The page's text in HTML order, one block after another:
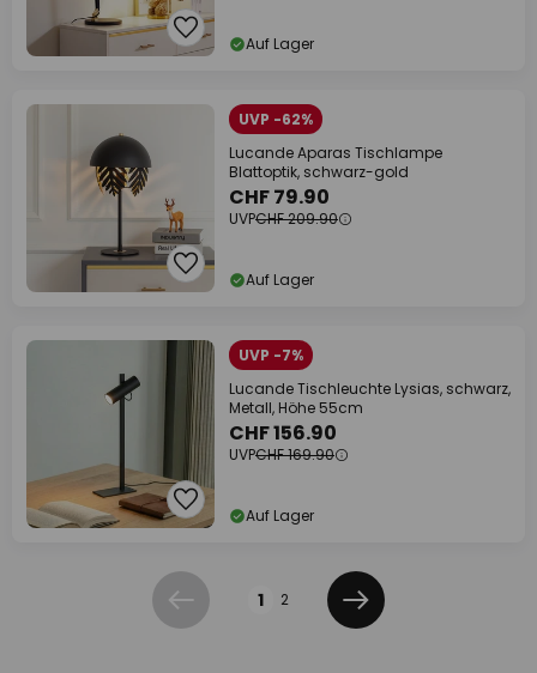
Auf Lager
UVP -62%
Lucande Aparas Tischlampe
Blattoptik, schwarz-gold
CHF 79.90
UVPCHF 209.90
Auf Lager
UVP -7%
Lucande Tischleuchte Lysias, schwarz,
Metall, Höhe 55cm
CHF 156.90
UVPCHF 169.90
Auf Lager
Zurück 1 2
Weiter